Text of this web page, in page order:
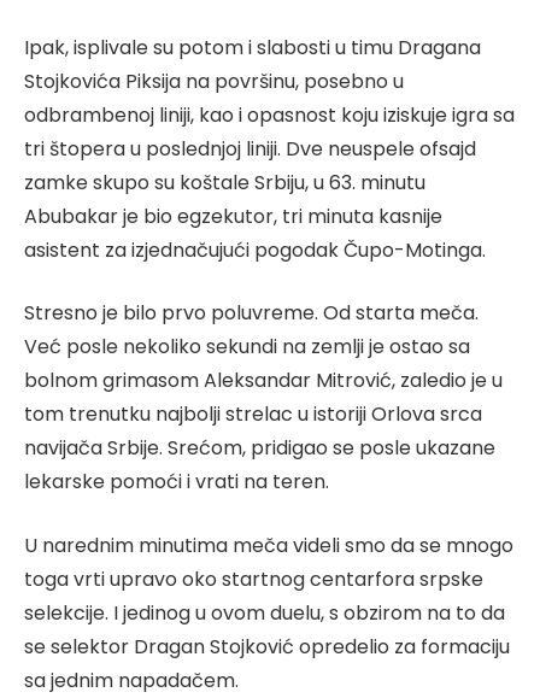
Ipak, isplivale su potom i slabosti u timu Dragana
Stojkovića Piksija na površinu, posebno u
odbrambenoj liniji, kao i opasnost koju iziskuje igra sa
tri štopera u poslednjoj liniji. Dve neuspele ofsajd
zamke skupo su koštale Srbiju, u 63. minutu
Abubakar je bio egzekutor, tri minuta kasnije
asistent za izjednačujući pogodak Čupo-Motinga.
Stresno je bilo prvo poluvreme. Od starta meča.
Već posle nekoliko sekundi na zemlji je ostao sa
bolnom grimasom Aleksandar Mitrović, zaledio je u
tom trenutku najbolji strelac u istoriji Orlova srca
navijača Srbije. Srećom, pridigao se posle ukazane
lekarske pomoći i vrati na teren.
U narednim minutima meča videli smo da se mnogo
toga vrti upravo oko startnog centarfora srpske
selekcije. I jedinog u ovom duelu, s obzirom na to da
se selektor Dragan Stojković opredelio za formaciju
sa jednim napadačem.